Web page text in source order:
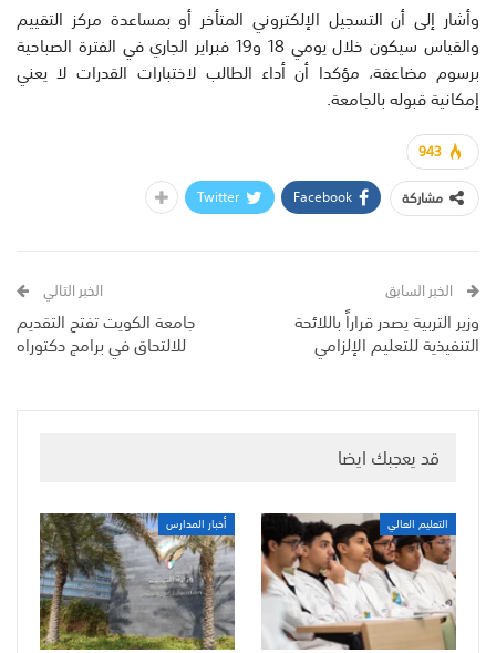
وأشار إلى أن التسجيل الإلكتروني المتأخر أو بمساعدة مركز التقييم
والقياس سيكون خلال يومي 18 و19 فبراير الجاري في الفترة الصباحية
برسوم مضاعفة، مؤكدا أن أداء الطالب لاختبارات القدرات لا يعني
إمكانية قبوله بالجامعة.
943
مشاركة
Facebook
Twitter
الخبر السابق
وزير التربية يصدر قراراً باللائحة
التنفيذية للتعليم الإلزامي
الخبر التالي
جامعة الكويت تفتح التقديم
للالتحاق في برامج دكتوراه
قد يعجبك ايضا
التعليم العالي أخبار المدارس